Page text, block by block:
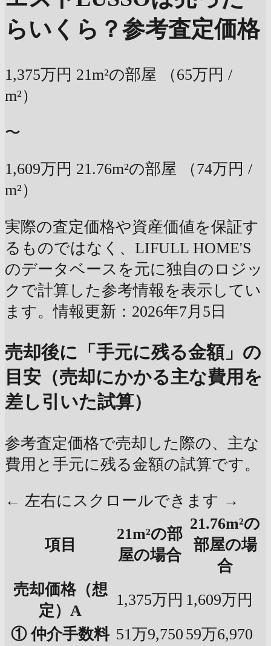
らいくら？参考査定価格
1,375万円 21m²の部屋
（65万円 /
m²）
〜
1,609万円 21.76m²の部屋
（74万円 /
m²）
実際の査定価格や資産価値を保証す
るものではなく、LIFULL HOME'S
のデータベースを元に独自のロジッ
クで計算した参考情報を表示してい
ます。情報更新：2026年7月5日
売却後に「手元に残る金額」の
目安（売却にかかる主な費用を
差し引いた試算）
参考査定価格で売却した際の、主な
費用と手元に残る金額の試算です。
← 左右にスクロールできます →
項目
21m²の部
屋の場合
21.76m²の
部屋の場
合
売却価格（想
定）A
1,375万円 1,609万円
① 仲介手数料 51万9,750 59万6,970